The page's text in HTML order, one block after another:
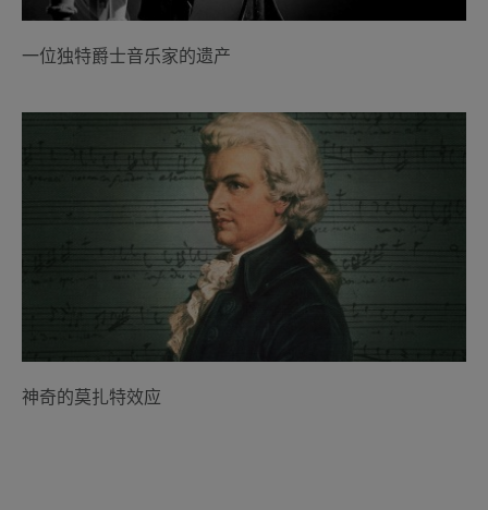
一位独特爵士音乐家的遗产
神奇的莫扎特效应